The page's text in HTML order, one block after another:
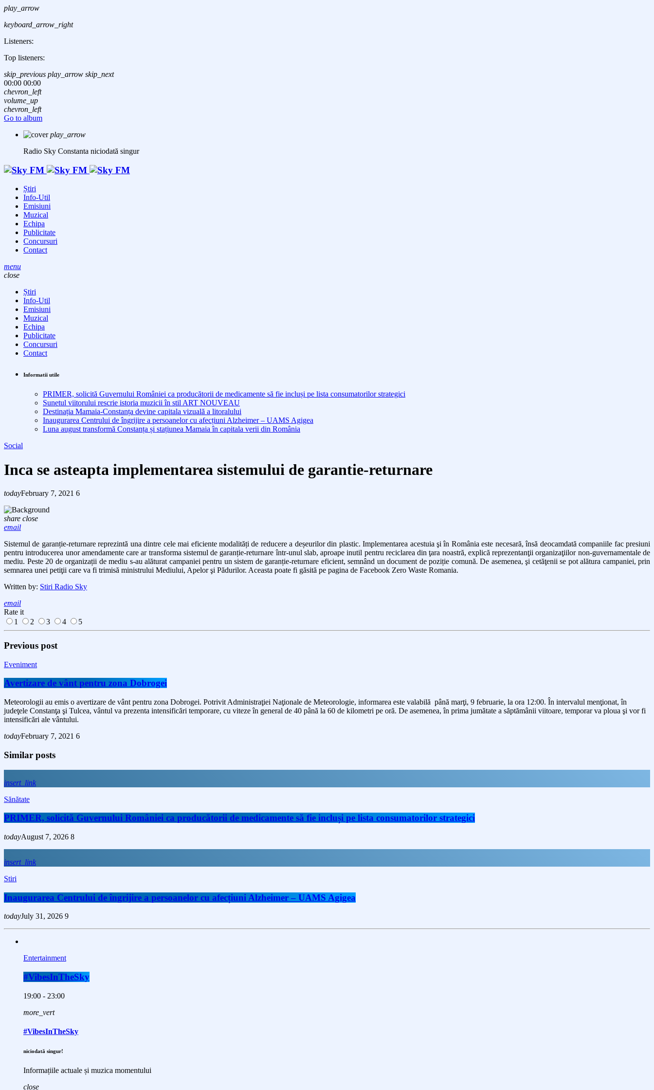
play_arrow
keyboard_arrow_right
Listeners:
Top listeners:
skip_previous play_arrow skip_next
00:00 00:00
chevron_left
volume_up
chevron_left
Go to album
play_arrow
Radio Sky Constanta niciodată singur
Știri
Info-Util
Emisiuni
Muzical
Echipa
Publicitate
Concursuri
Contact
menu
close
Știri
Info-Util
Emisiuni
Muzical
Echipa
Publicitate
Concursuri
Contact
Informatii utile
PRIMER, solicită Guvernului României ca producătorii de medicamente să fie incluși pe lista consumatorilor strategici
Sunetul viitorului rescrie istoria muzicii în stil ART NOUVEAU
Destinația Mamaia-Constanța devine capitala vizuală a litoralului
Inaugurarea Centrului de îngrijire a persoanelor cu afecțiuni Alzheimer – UAMS Agigea
Luna august transformă Constanța și stațiunea Mamaia în capitala verii din România
Social
Inca se asteapta implementarea sistemului de garantie-returnare
todayFebruary 7, 2021 6
share close
email
Sistemul de garanție-returnare reprezintă una dintre cele mai eficiente modalități de reducere a deșeurilor din plastic. Implementarea acestuia şi în România este necesară, însă deocamdată companiile fac presiuni
pentru introducerea unor amendamente care ar transforma sistemul de garanție-returnare într-unul slab, aproape inutil pentru reciclarea din ţara noastră, explică reprezentanţii organizaţiilor non-guvernamentale de
mediu. Peste 20 de organizații de mediu s-au alăturat campaniei pentru un sistem de garanție-returnare eficient, semnând un document de poziție comună. De asemenea, şi cetăţenii se pot alătura campaniei, prin
semnarea unei petiţii care va fi trimisă ministrului Mediului, Apelor şi Pădurilor. Aceasta poate fi găsită pe pagina de Facebook Zero Waste Romania.
Written by: Stiri Radio Sky
email
Rate it
1
2 3 4 5
Previous post
Eveniment
Avertizare de vânt pentru zona Dobrogei
Meteorologii au emis o avertizare de vânt pentru zona Dobrogei. Potrivit Administraţiei Naţionale de Meteorologie, informarea este valabilă până marţi, 9 februarie, la ora 12:00. În intervalul menţionat, în
judeţele Constanţa şi Tulcea, vântul va prezenta intensificări temporare, cu viteze în general de 40 până la 60 de kilometri pe oră. De asemenea, în prima jumătate a săptămânii viitoare, temporar va ploua şi vor fi
intensificări ale vântului.
todayFebruary 7, 2021 6
Similar posts
insert_link
Sănătate
PRIMER, solicită Guvernului României ca producătorii de medicamente să fie incluși pe lista consumatorilor strategici
todayAugust 7, 2026 8
insert_link
Stiri
Inaugurarea Centrului de îngrijire a persoanelor cu afecțiuni Alzheimer – UAMS Agigea
todayJuly 31, 2026 9
Entertainment
#VibesInTheSky
19:00 - 23:00
more_vert
#VibesInTheSky
niciodată singur!
Informațiile actuale și muzica momentului
close